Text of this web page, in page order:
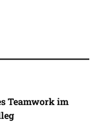
Teamwork im